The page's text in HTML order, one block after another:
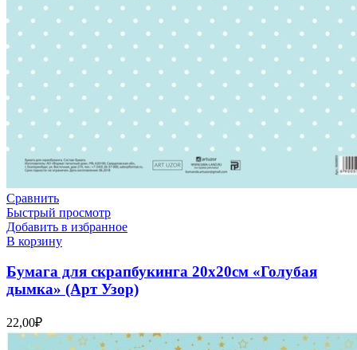
Сравнить
Быстрый просмотр
Добавить в избранное
В корзину
Бумага для скрапбукинга 20х20см «Голубая
дымка» (Арт Узор)
22,00₽